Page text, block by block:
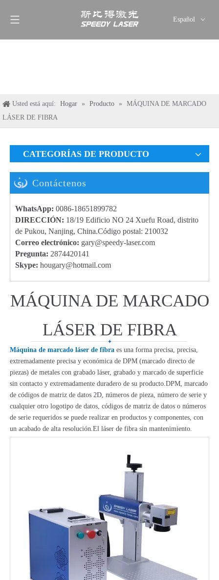
Español
Deutsch
Usted está aquí: Hogar » Producto »
MÁQUINA DE MARCADO
LÁSER DE FIBRA
CATEGORÍAS DE PRODUCTO
Contáctenos
WhatsApp: 0086-18651899782
DIRECCIÓN: 18/19 Edificio NO 24 Xuefu Road, distrito
de Pukou, Nanjing, China.Código postal: 210032
Correo electrónico: gary@speedy-laser.com
Pregunta: 2874420141
Skype: hougary@hotmail.com
MÁQUINA DE MARCADO
LÁSER DE FIBRA
Máquina de marcado láser de fibra es una forma precisa, precisa,
extremadamente precisa y económica de DPM (marcado directo de
piezas) de metales con grabado láser, grabado y marcado de superficie
sin contacto y extremadamente duradero de su producto.DPM, marcado
de códigos de matriz de datos 2D, números de pieza, número de serie y
cualquier otro logotipo de datos, códigos de matriz de datos o números
de serie requeridos se puede realizar en productos y componentes, con
un acabado de alta resolución.El láser de fibra sin mantenimiento.